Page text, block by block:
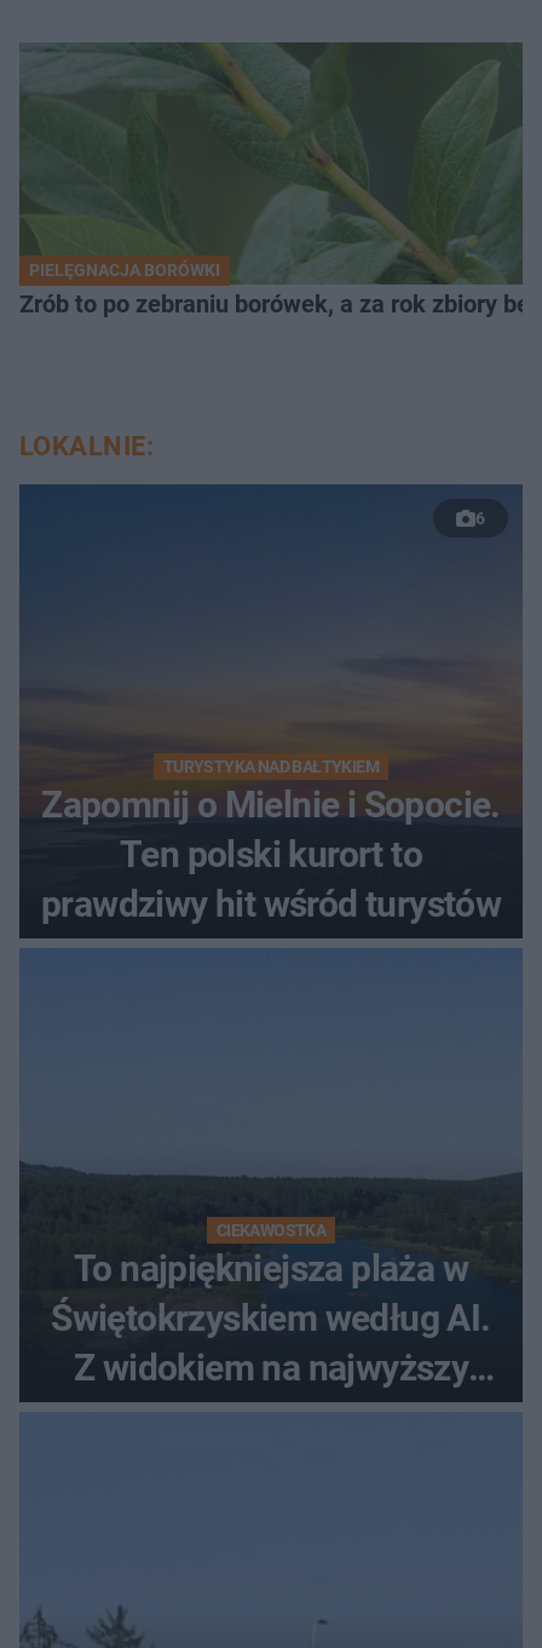
PIELĘGNACJA BORÓWKI
Zrób to po zebraniu borówek, a za rok zbiory
LOKALNIE:
6
TURYSTYKA NAD BAŁTYKIEM
Zapomnij o Mielnie i Sopocie.
Ten polski kurort to
prawdziwy hit wśród turystów
CIEKAWOSTKA
To najpiękniejsza plaża w
Świętokrzyskiem według AI.
Z widokiem na najwyższy
szczyt Gór Świętokrzyskich